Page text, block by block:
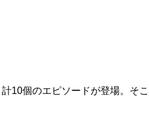
10個のエピソードが登場。そ